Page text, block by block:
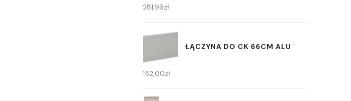
281,99zł
ŁĄCZYNA DO CK 66CM ALU
152,00zł